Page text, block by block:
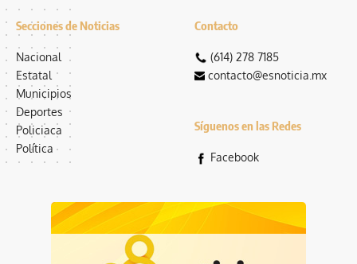
Secciones de Noticias
Nacional
Estatal
Municipios
Deportes
Policiaca
Política
Contacto
(614) 278 7185
contacto@esnoticia.mx
Síguenos en las Redes
Facebook